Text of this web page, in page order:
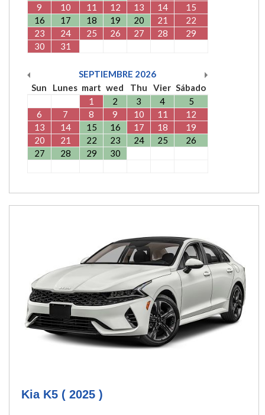
9
10 11 12 13 14
15
16
17 18 19 20 21
22
23
24 25 26 27 28
29
30
31
SEPTIEMBRE 2026
Sun
Lunes mart wed Thu Vier Sábado
1
2 3 4
5
6
7 8 9 10 11
12
13
14 15 16 17 18
19
20
21 22 23 24 25
26
27
28 29 30
Kia K5 ( 2025 )